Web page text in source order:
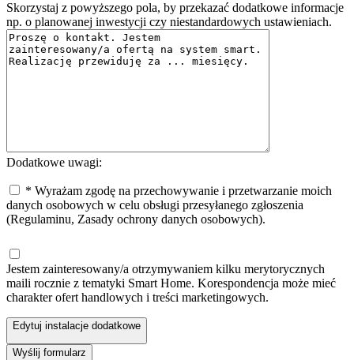
Skorzystaj z powyższego pola, by przekazać dodatkowe informacje
np. o planowanej inwestycji czy niestandardowych ustawieniach.
Dodatkowe uwagi:
* Wyrażam zgodę na przechowywanie i przetwarzanie moich
danych osobowych w celu obsługi przesyłanego zgłoszenia
(Regulaminu, Zasady ochrony danych osobowych).
Jestem zainteresowany/a otrzymywaniem kilku merytorycznych
maili rocznie z tematyki Smart Home. Korespondencja może mieć
charakter ofert handlowych i treści marketingowych.
Edytuj instalacje dodatkowe
Wyślij formularz